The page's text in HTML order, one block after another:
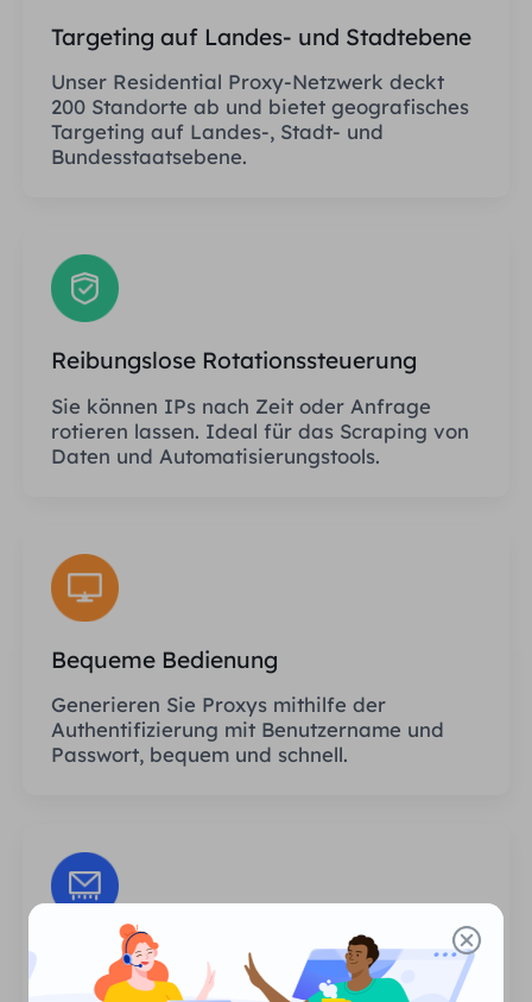
Targeting auf Landes- und Stadtebene
Unser Residential Proxy-Netzwerk deckt
200 Standorte ab und bietet geografisches
Targeting auf Landes-, Stadt- und
Bundesstaatsebene.
Reibungslose Rotationssteuerung
Sie können IPs nach Zeit oder Anfrage
rotieren lassen. Ideal für das Scraping von
Daten und Automatisierungstools.
Bequeme Bedienung
Generieren Sie Proxys mithilfe der
Authentifizierung mit Benutzername und
Passwort, bequem und schnell.
Unbegrenzte Sitzungen